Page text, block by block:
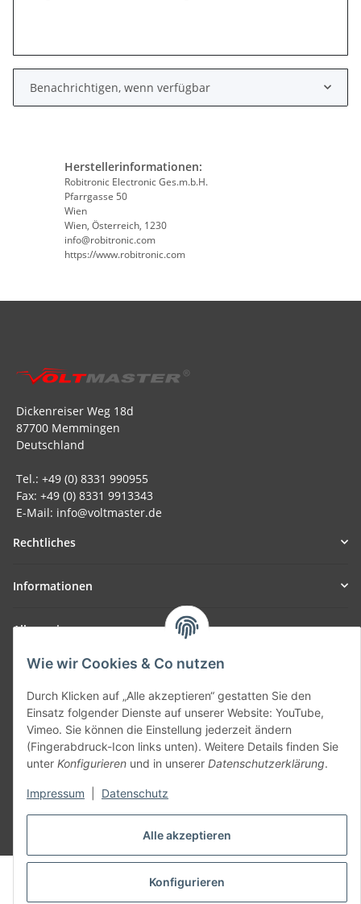
Alle akzeptieren
Konfigurieren
Wie wir Cookies & Co nutzen
Durch Klicken auf „Alle akzeptieren“ gestatten Sie den
Einsatz folgender Dienste auf unserer Website: YouTube,
Vimeo. Sie können die Einstellung jederzeit ändern
(Fingerabdruck-Icon links unten). Weitere Details finden Sie
unter Konfigurieren und in unserer Datenschutzerklärung.
Impressum Datenschutz
Benachrichtigen, wenn verfügbar
Herstellerinformationen:
Robitronic Electronic Ges.m.b.H.
Pfarrgasse 50
Wien
Wien, Österreich, 1230
info@robitronic.com
https://www.robitronic.com
Dickenreiser Weg 18d
87700 Memmingen
Deutschland
Tel.: +49 (0) 8331 990955
Fax: +49 (0) 8331 9913343
E-Mail: info@voltmaster.de
Rechtliches
Informationen
Allgemein
Teil unseres Netzwerks:
SmoliTec - Safety. Simplified. Worldwide. ( B2B Shop )
Vertrag widerrufen
* Alle Preise inkl. gesetzlicher USt., zzgl.Versand
© voltmaster.de
Powered byJTL-Shop